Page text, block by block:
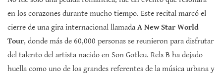
en los corazones durante mucho tiempo. Este recital marcó el
cierre de una gira internacional llamada A New Star World
Tour, donde más de 60,000 personas se reunieron para disfrutar
del talento del artista nacido en Son Gotleu. Rels B ha dejado
huella como uno de los grandes referentes de la música urbana y